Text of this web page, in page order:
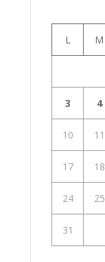
L M
3 4
10 11
17 18
24 25
31